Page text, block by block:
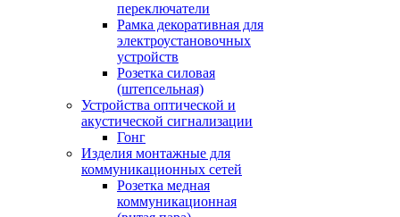
переключатели
Рамка декоративная для
электроустановочных
устройств
Розетка силовая
(штепсельная)
Устройства оптической и
акустической сигнализации
Гонг
Изделия монтажные для
коммуникационных сетей
Розетка медная
коммуникационная